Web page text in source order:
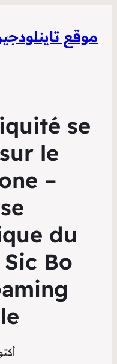
موقع
se
le
–
du
Bo
أكتوبر